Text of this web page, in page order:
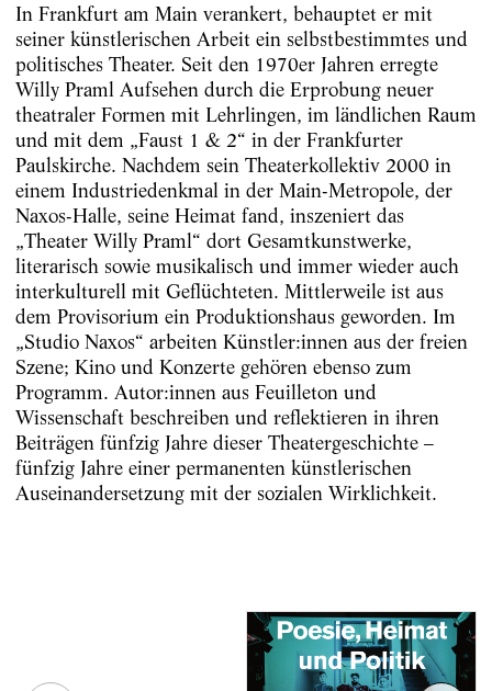
In Frankfurt am Main verankert, behauptet er mit
seiner künstlerischen Arbeit ein selbstbestimmtes und
politisches Theater. Seit den 1970er Jahren erregte
Willy Praml Aufsehen durch die Erprobung neuer
theatraler Formen mit Lehrlingen, im ländlichen Raum
und mit dem „Faust 1 & 2“ in der Frankfurter
Paulskirche. Nachdem sein Theaterkollektiv 2000 in
einem Industriedenkmal in der Main-Metropole, der
Naxos-Halle, seine Heimat fand, inszeniert das
„Theater Willy Praml“ dort Gesamtkunstwerke,
literarisch sowie musikalisch und immer wieder auch
interkulturell mit Geflüchteten. Mittlerweile ist aus
dem Provisorium ein Produktionshaus geworden. Im
„Studio Naxos“ arbeiten Künstler:innen aus der freien
Szene; Kino und Konzerte gehören ebenso zum
Programm. Autor:innen aus Feuilleton und
Wissenschaft beschreiben und reflektieren in ihren
Beiträgen fünfzig Jahre dieser Theatergeschichte –
fünfzig Jahre einer permanenten künstlerischen
Auseinandersetzung mit der sozialen Wirklichkeit.